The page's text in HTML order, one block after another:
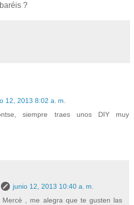
?
12, 2013 8:02 a. m.
siempre traes unos DIY muy
junio 12, 2013 10:40 a. m.
Mercè , me alegra que te gusten las